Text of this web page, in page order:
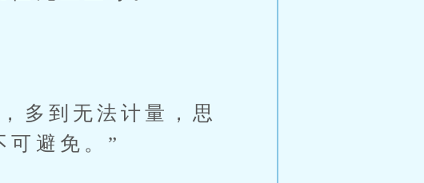
多到无法计量，思
可避免。”